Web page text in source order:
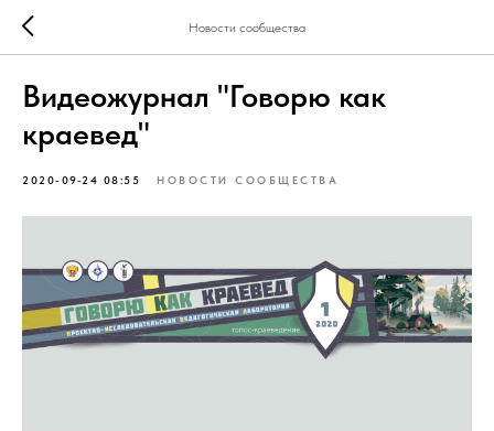
Новости сообщества
Видеожурнал "Говорю как
краевед"
2020-09-24 08:55 НОВОСТИ СООБЩЕСТВА